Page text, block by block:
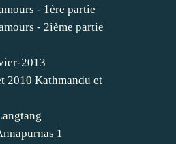
- 1ère partie
- 2ième partie
2013
2010 Kathmandu et
1